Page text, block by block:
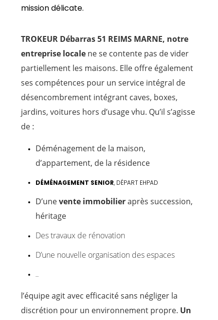
mission délicate.
TROKEUR Débarras 51 REIMS MARNE, notre
entreprise locale ne se contente pas de vider
partiellement les maisons. Elle offre également
ses compétences pour un service intégral de
désencombrement intégrant caves, boxes,
jardins, voitures hors d’usage vhu. Qu’il s’agisse
de :
Déménagement de la maison,
d’appartement, de la résidence
DÉMÉNAGEMENT SENIOR, DÉPART EHPAD
D’unevente immobilieraprès succession,
héritage
Des travaux de rénovation
D’une nouvelle organisation des espaces
…
l’équipe agit avec efficacité sans négliger la
discrétion pour un environnement propre. Un